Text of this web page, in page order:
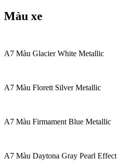
Màu xe
A7 Màu Glacier White Metallic
A7 Màu Florett Silver Metallic
A7 Màu Firmament Blue Metallic
A7 Màu Daytona Gray Pearl Effect